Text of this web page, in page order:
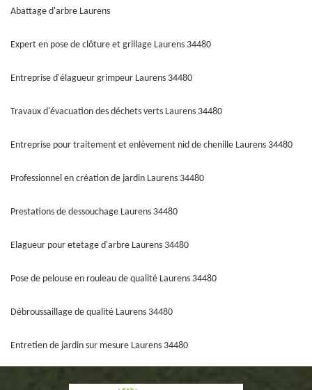
Abattage d'arbre Laurens
Expert en pose de clôture et grillage Laurens 34480
Entreprise d'élagueur grimpeur Laurens 34480
Travaux d'évacuation des déchets verts Laurens 34480
Entreprise pour traitement et enlèvement nid de chenille Laurens 34480
Professionnel en création de jardin Laurens 34480
Prestations de dessouchage Laurens 34480
Elagueur pour etetage d'arbre Laurens 34480
Pose de pelouse en rouleau de qualité Laurens 34480
Débroussaillage de qualité Laurens 34480
Entretien de jardin sur mesure Laurens 34480